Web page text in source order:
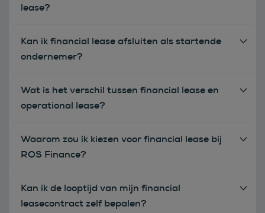
lease?
Kan ik financial lease afsluiten als startende
ondernemer?
Wat is het verschil tussen financial lease en
operational lease?
Waarom zou ik kiezen voor financial lease bij
ROS Finance?
Kan ik de looptijd van mijn financial
leasecontract zelf bepalen?